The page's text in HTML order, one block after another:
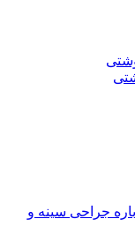
جراحی سینه و